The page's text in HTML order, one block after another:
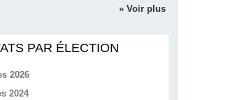
» Voir plus
PAR ÉLECTION
2026
2024